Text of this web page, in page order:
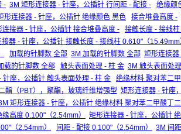
- 3M 矩形连接器 - 针座，公插针 行间距 - 配接 - 绝缘颜
形连接器 - 针座，公插针 绝缘颜色 黑色 接合堆叠高度 -
连接器 - 针座，公插针 接合堆叠高度 - 接触长度 - 接线柱
器 - 针座，公插针 接触长度 - 接线柱 0.610"（15.49mm
加载的针脚数 全部 3M 加载的针脚数 全部 矩形连接器
载的针脚数 全部 触头表面处理 - 柱 金 3M 触头表面处
针座，公插针 触头表面处理 - 柱 金
绝缘材料 聚对苯二
酯（PBT），聚酯，玻璃纤维增强型 矩形连接器 - 针座
矩形连接器 - 针座，公插针 绝缘材料 聚对苯二甲酸丁
缘高度 0.100"（2.54mm） 矩形连接器 - 针座，公插针
（2.54mm）
间距 - 配接 0.100"（2.54mm） 3M 间